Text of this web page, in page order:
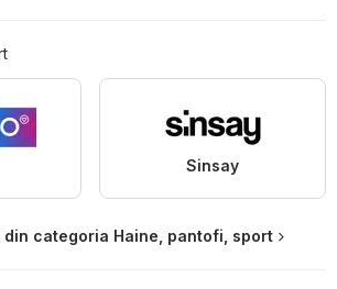
Sinsay
din categoria Haine, pantofi, sport